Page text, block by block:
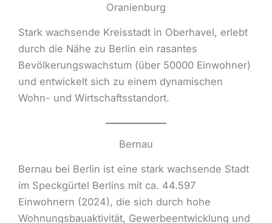
Oranienburg
Stark wachsende Kreisstadt in Oberhavel, erlebt
durch die Nähe zu Berlin ein rasantes
Bevölkerungswachstum (über 50000 Einwohner)
und entwickelt sich zu einem dynamischen
Wohn- und Wirtschaftsstandort.
Bernau
Bernau bei Berlin ist eine stark wachsende Stadt
im Speckgürtel Berlins mit ca. 44.597
Einwohnern (2024), die sich durch hohe
Wohnungsbauaktivität, Gewerbeentwicklung und